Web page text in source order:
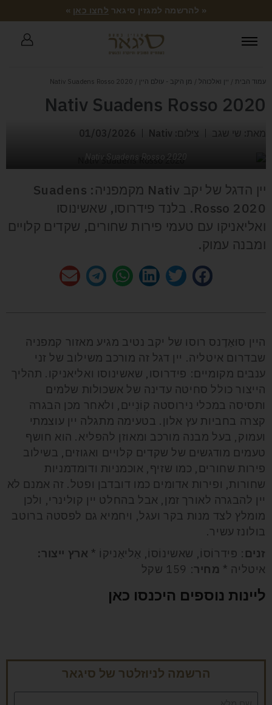
« להרשמה למגזין סיגאר לחצו כאן »
עמוד הבית / יין ואלכוהל / מן היקב - עולם היין / Nativ Suadens Rosso 2020
Nativ Suadens Rosso 2020
מאת: שי שגב צילום: Nativ 01/03/2026
Nativ Suadens Rosso 2020
יין הדגל של יקב Nativ מקמפניה: Suadens
Rosso 2020. בלנד פידרוסו, שאשינוסו
ואליאניקו עם טעמי פירות שחורים, שקדים קלויים
ומבנה עמוק.
היין סוּאַדֶנס רוסו של יקב נטיב מגיע מאזור קמפניה
שבדרום איטליה. יין דגל זה מורכב משילוב של זני
ענבים מקומיים: פידרוסו, שאשינוסו ואליאניקו. תהליך
הייצור כולל סחיטה עדינה של אשכולות שלמים
ותסיסה במכלי נירוסטה קוֹנִיים, ולאחר מכן הבגרה
קצרה בחביות עץ אלון. בטעימה מתגלה יין עוצמתי
ועמוק, בעל מבנה מורכב ומאוזן להפליא. הוא חושף
טעמים מודגשים של שקדים קלויים ואגוזים, בשילוב
פירות שחורים, כמו שזיף, אוכמניות ודומדמניות
שחורות, ופירות אדומים כמו דובדבן ופטל. זה אמנם לא
יין להבגרה לאורך זמן, אבל בהחלט יין קולינרי, ולכן
מומלץ לצד מנות בקר ועגל, ויחמיא גם לפסטה ברוטב
בולונז עשיר.
זנים : פּידרוֹסוֹ, שאשינוֹסוֹ, אַליאַניקוֹ * ארץ ייצור:
איטליה * מחיר: 159 שקל
ליינות נוספים היכנסו כאן
הרשמה לניוזלטר של סיגאר